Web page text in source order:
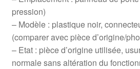
pression)
– Modèle : plastique noir,
(comparer avec pièce d’origine/
– Etat : pièce d’origine utilisée,
normale sans altération du